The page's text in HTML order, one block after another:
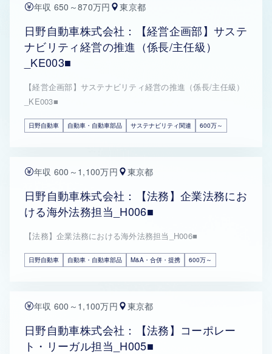
年収 650～870万円 東京都
日野自動車株式会社：【経営企画部】サステ
ナビリティ経営の推進（係長/主任級）
_KE003■
【経営企画部】サステナビリティ経営の推進（係長/主任級）
_KE003■
日野自動車 自動車・自動車部品 サステナビリティ関連 600万～
年収 600～1,100万円 東京都
日野自動車株式会社：【法務】企業法務にお
ける海外法務担当_H006■
【法務】企業法務における海外法務担当_H006■
日野自動車 自動車・自動車部品 M&A・合併・提携 600万～
年収 600～1,100万円 東京都
日野自動車株式会社：【法務】コーポレー
ト・リーガル担当_H005■